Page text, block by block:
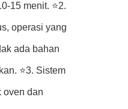
15 menit. ⭐2.
operasi yang
ada bahan
⭐3. Sistem
oven dan